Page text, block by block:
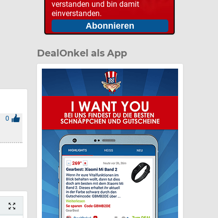
0
verstanden und bin damit
einverstanden.
DealOnkel als App